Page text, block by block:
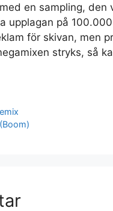
en sampling, den
upplagan på
för skivan, men
stryks, så